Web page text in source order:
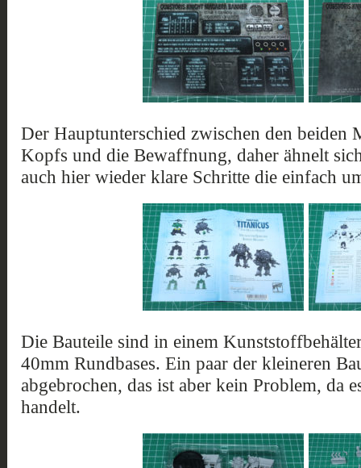
Der Hauptunterschied zwischen den beiden
Kopfs und die Bewaffnung, daher ähnelt
auch hier wieder klare Schritte die einfach
Die Bauteile sind in einem
40mm Rundbases. Ein paar der kleineren
abgebrochen, das ist aber kein Problem, da
handelt.